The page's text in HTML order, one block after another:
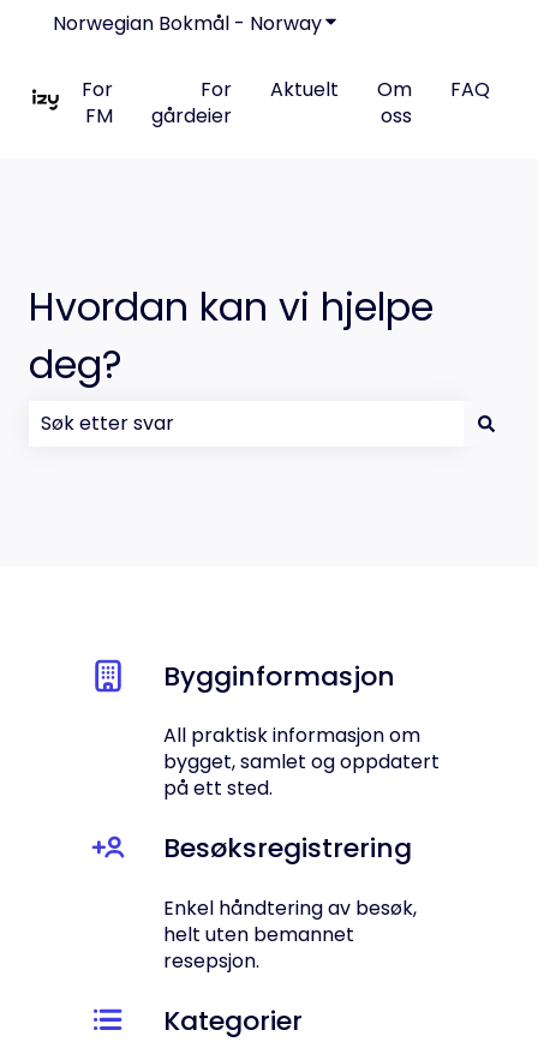
Norwegian Bokmål - NorwayVis undermeny for
For
FM
For
gårdeier
Aktuelt
Om
oss
FAQ
Hvordan kan vi hjelpe
deg?
Bygginformasjon
All praktisk informasjon om
bygget, samlet og oppdatert
på ett sted.
Besøksregistrering
Enkel håndtering av besøk,
helt uten bemannet
resepsjon.
Kategorier